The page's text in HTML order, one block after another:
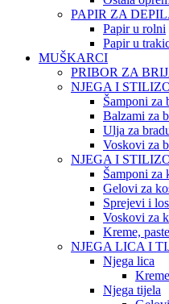
PAPIR ZA
Papir u rolni
Papir u
MUŠKARCI
PRIBOR ZA
NJEGA I
Šamponi za
Balzami za
Ulja za
Voskovi za
NJEGA I
Šamponi za
Gelovi za
Sprejevi i
Voskovi za
Kreme,
NJEGA LICA I
Njega lica
Njega tijela